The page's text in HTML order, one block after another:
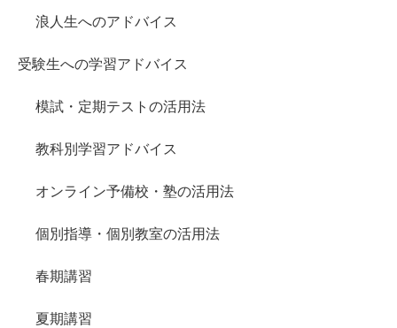
浪人生へのアドバイス
受験生への学習アドバイス
模試・定期テストの活用法
教科別学習アドバイス
オンライン予備校・塾の活用法
個別指導・個別教室の活用法
春期講習
夏期講習